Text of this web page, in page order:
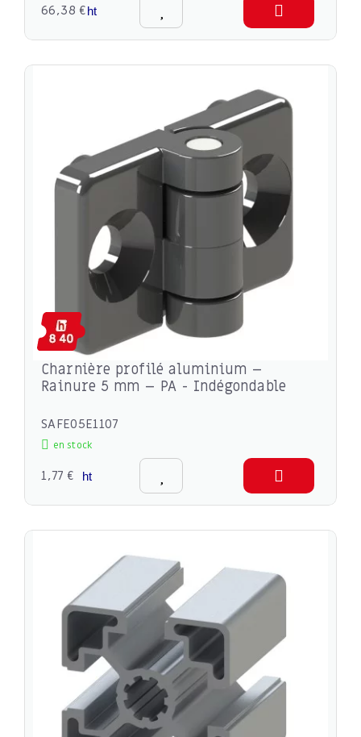
66,38 €ht
Charnière profilé aluminium –
Rainure 5 mm – PA - Indégondable
SAFE05E1107
en stock
1,77 € ht